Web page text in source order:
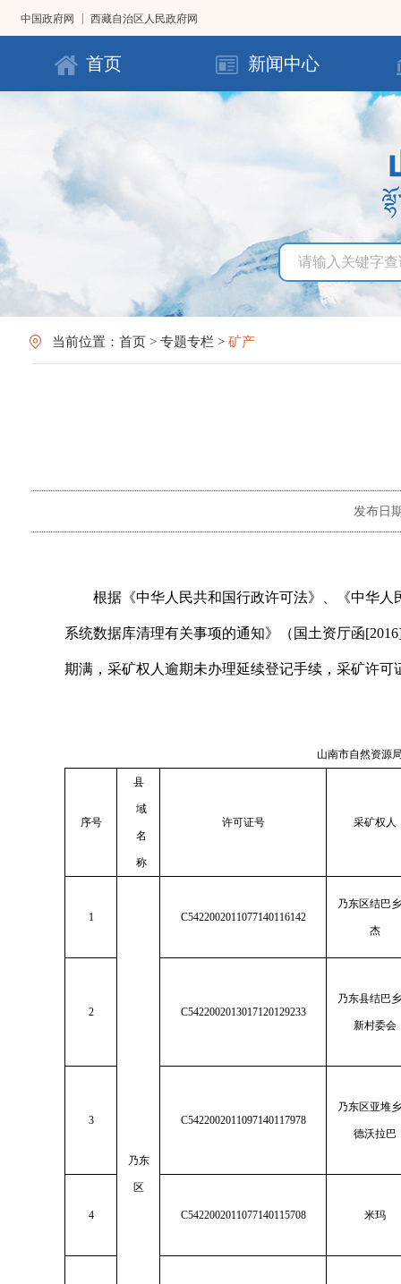
中国政府网 西藏自治区人民政府网
首页 新闻中心
当前位置： 首页 > 专题专栏 > 矿产
发布日
根据《中华人民共和国行政许可法》、《中华
系统数据库清理有关事项的通知》（国土资厅函
期满，采矿权人逾期未办理延续登记手续，
山南市自然资源
序号
县
域
名
称
许可证号 采矿权人
1
乃东
区
C5422002011077140116142
乃东区结巴
杰
2 C5422002013017120129233
乃东县结巴
新村委会
3 C5422002011097140117978
乃东区亚堆
德沃拉巴
4 C5422002011077140115708 米玛